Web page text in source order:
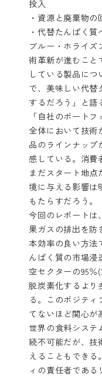
投入
・資源と廃棄物
・代替たんぱく
ブルー・ホライズ
術革新が進むこと
している製品に
で、美味しい代
するだろう」と語
「自社のポート
全体において技術
品のラインナップ
感している。消費
まだスタート地
境に与える影響は
もたらすだろう。
今回のレポートは
果ガスの排出を防
本効率の良い方法
んぱく質の市場浸
空セクターの95％
脱炭素化するより
る。このポジテ
てないほど関心が
世界の食料システ
続不可能だが、技
えることもできる
ィの責任者である